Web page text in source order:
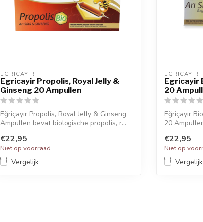
EGRICAYIR
Egricayir Propolis, Royal Jelly &
Ginseng 20 Ampullen
Eğriçayır Propolis, Royal Jelly & Ginseng
Ampullen bevat biologische propolis, r...
€22,95
Niet op voorraad
Vergelijk
EGRICAYIR
Egricayir
20
Eğriçayır
20
€22,95
Niet op
Vergelijk